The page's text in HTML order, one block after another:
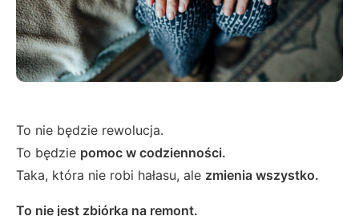
To nie będzie rewolucja.
To będzie pomoc w codzienności.
Taka, która nie robi hałasu, ale zmienia wszystko.
To nie jest zbiórka na remont.